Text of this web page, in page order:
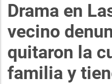
Drama en
vecino
quitaron la
familia y